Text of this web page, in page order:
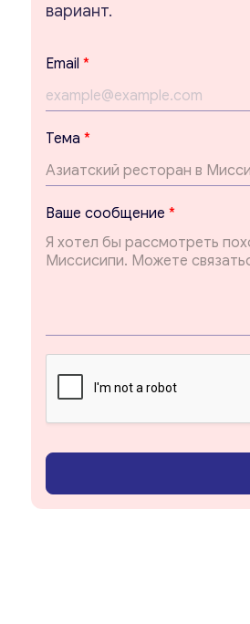
и мы свяжемся с вами в
время.
вариант.
Email *
Тема *
E
m
a
i
a
i
Ваше сообщение *